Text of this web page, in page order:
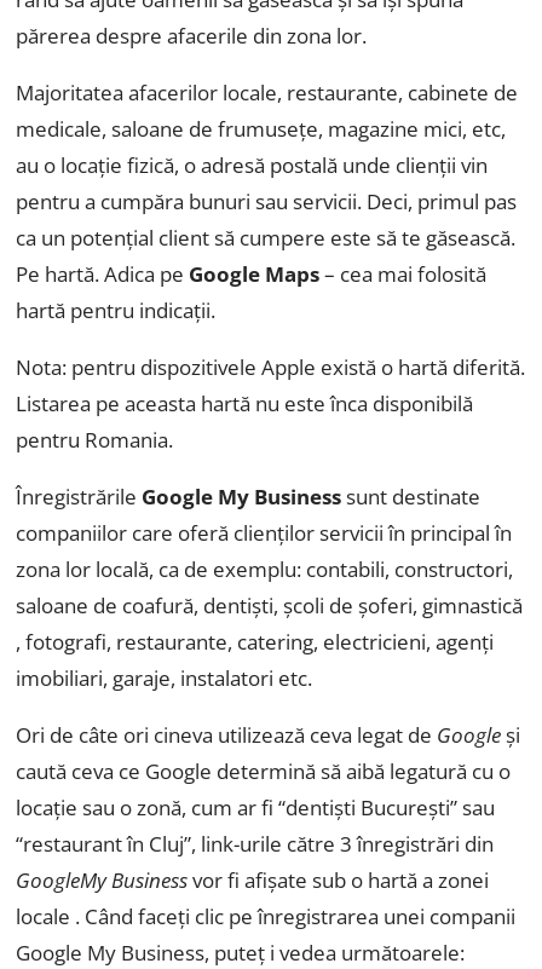
părerea despre afacerile din zona lor.
Majoritatea afacerilor locale, restaurante, cabinete de
medicale, saloane de frumusețe, magazine mici, etc,
au o locație fizică, o adresă postală unde clienții vin
pentru a cumpăra bunuri sau servicii. Deci, primul pas
ca un potențial client să cumpere este să te găsească.
Pe hartă. Adica pe Google Maps– cea mai folosită
hartă pentru indicații.
Nota: pentru dispozitivele Apple există o hartă diferită.
Listarea pe aceasta hartă nu este înca disponibilă
pentru Romania.
Înregistrările Google My Businesssunt destinate
companiilor care oferă clienților servicii în principal în
zona lor locală, ca de exemplu: contabili, constructori,
saloane de coafură, dentiști, școli de șoferi, gimnastică
, fotografi, restaurante, catering, electricieni, agenți
imobiliari, garaje, instalatori etc.
Ori de câte ori cineva utilizează ceva legat de Googleși
caută ceva ce Google determină să aibă legatură cu o
locație sau o zonă, cum ar fi “dentiști București” sau
“restaurant în Cluj”, link-urile către 3 înregistrări din
GoogleMy Businessvor fi afișate sub o hartă a zonei
locale . Când faceți clic pe înregistrarea unei companii
Google My Business, puteț i vedea următoarele: